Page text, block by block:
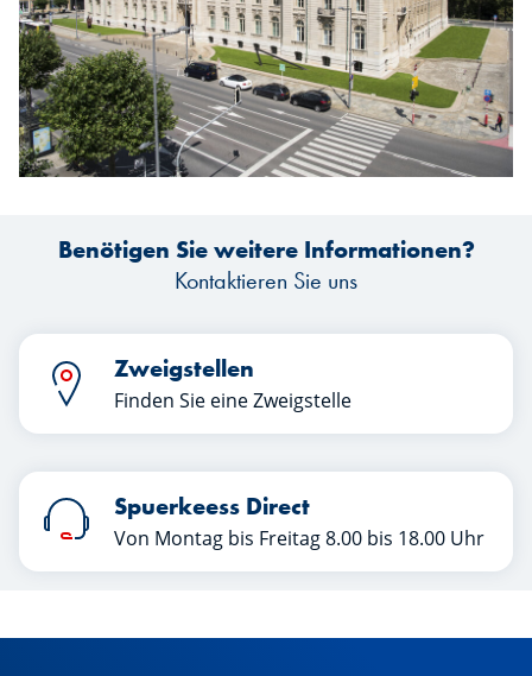
Benötigen Sie weitere Informationen?
Kontaktieren Sie uns
Zweigstellen
Finden Sie eine Zweigstelle
Spuerkeess Direct
Von Montag bis Freitag 8.00 bis 18.00 Uhr